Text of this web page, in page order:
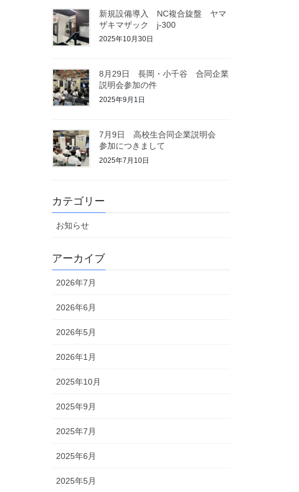
新規設備導入 NC複合旋盤 ヤマ
ザキマザック j-300
2025年10月30日
8月29日 長岡・小千谷 合同企業
説明会参加の件
2025年9月1日
7月9日 高校生合同企業説明会
参加につきまして
2025年7月10日
カテゴリー
お知らせ
アーカイブ
2026年7月
2026年6月
2026年5月
2026年1月
2025年10月
2025年9月
2025年7月
2025年6月
2025年5月